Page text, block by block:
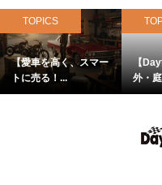
TOPICS
【愛車を高く、スマー
トに売る！...
【
外・